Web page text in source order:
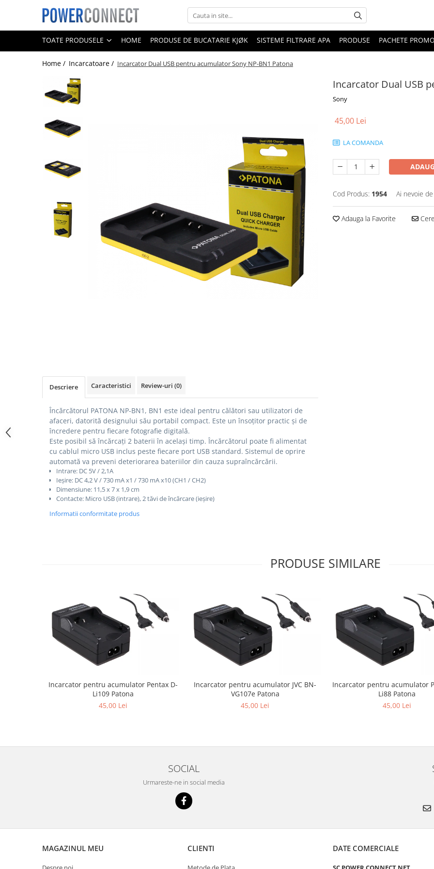
Toate Produsele
Sisteme filtrare apa
Sisteme filtrare apa
Acumulatori
Camere video
Telefoane mobile
Scule electrice
Telefoane mobile
Produse de bucatarie kjøk
Accesorii kjøk
Pachete Promo
Incarcatoare & acumulatori
Custi aparate foto-video
Incarcatoare auto
Telefoane mobile
TOATE PRODUSELE HOME PRODUSE DE BUCATARIE KJØK SISTEME FILTRARE APA PRODUSE PACHETE PROMO
Home / Incarcatoare / Incarcator Dual USB pentru acumulator Sony NP-BN1 Patona
Incarcator Dual USB
Sony
45,00 Lei
LA COMANDA
Cod Produs: 1954 Ai nevoie
Adauga la Favorite
Descriere Caracteristici Review-uri (0)
Încărcătorul PATONA NP-BN1, BN1 este ideal pentru călători sau utilizatori de
afaceri, datorită designului său portabil compact. Este un însoțitor practic și de
încredere pentru fiecare fotografie digitală.
Este posibil să încărcați 2 baterii în același timp. Încărcătorul poate fi alimentat
cu cablul micro USB inclus peste fiecare port USB standard. Sistemul de oprire
automată va preveni deteriorarea bateriilor din cauza supraîncărcării.
Intrare: DC 5V / 2,1A
Ieșire: DC 4,2 V / 730 mA x1 / 730 mA x10 (CH1 / CH2)
Dimensiune: 11,5 x 7 x 1,9 cm
Contacte: Micro USB (intrare), 2 tăvi de încărcare (ieșire)
Informatii conformitate produs
PRODUSE SIMILARE
Incarcator pentru acumulator Pentax D-
Li109 Patona
45,00 Lei
Incarcator pentru acumulator JVC BN-
VG107e Patona
45,00 Lei
Incarcator pentru acumulator
Li88 Patona
45,00 Lei
SOCIAL
Urmareste-ne in social media
MAGAZINUL MEU CLIENTI DATE COMERCIALE